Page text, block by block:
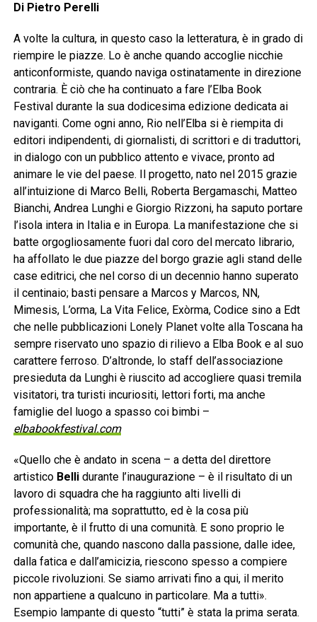
Di Pietro Perelli
A volte la cultura, in questo caso la letteratura, è in grado di
riempire le piazze. Lo è anche quando accoglie nicchie
anticonformiste, quando naviga ostinatamente in direzione
contraria. È ciò che ha continuato a fare l’Elba Book
Festival durante la sua dodicesima edizione dedicata ai
naviganti. Come ogni anno, Rio nell’Elba si è riempita di
editori indipendenti, di giornalisti, di scrittori e di traduttori,
in dialogo con un pubblico attento e vivace, pronto ad
animare le vie del paese. Il progetto, nato nel 2015 grazie
all’intuizione di Marco Belli, Roberta Bergamaschi, Matteo
Bianchi, Andrea Lunghi e Giorgio Rizzoni, ha saputo portare
l’isola intera in Italia e in Europa. La manifestazione che si
batte orgogliosamente fuori dal coro del mercato librario,
ha affollato le due piazze del borgo grazie agli stand delle
case editrici, che nel corso di un decennio hanno superato
il centinaio; basti pensare a Marcos y Marcos, NN,
Mimesis, L’orma, La Vita Felice, Exòrma, Codice sino a Edt
che nelle pubblicazioni Lonely Planet volte alla Toscana ha
sempre riservato uno spazio di rilievo a Elba Book e al suo
carattere ferroso. D’altronde, lo staff dell’associazione
presieduta da Lunghi è riuscito ad accogliere quasi tremila
visitatori, tra turisti incuriositi, lettori forti, ma anche
famiglie del luogo a spasso coi bimbi –
elbabookfestival.com
«Quello che è andato in scena – a detta del direttore
artistico Bellidurante l’inaugurazione – è il risultato di un
lavoro di squadra che ha raggiunto alti livelli di
professionalità; ma soprattutto, ed è la cosa più
importante, è il frutto di una comunità. E sono proprio le
comunità che, quando nascono dalla passione, dalle idee,
dalla fatica e dall’amicizia, riescono spesso a compiere
piccole rivoluzioni. Se siamo arrivati fino a qui, il merito
non appartiene a qualcuno in particolare. Ma a tutti».
Esempio lampante di questo “tutti” è stata la prima serata.